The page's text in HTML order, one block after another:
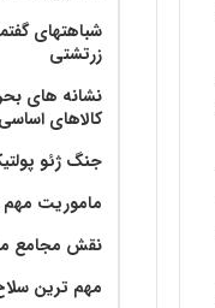
شباهتهای
زرتشتی
نشانه های
کالاهای
جنگ ژئو
ماموریت مهم
نقش مجامع
مهم ترین